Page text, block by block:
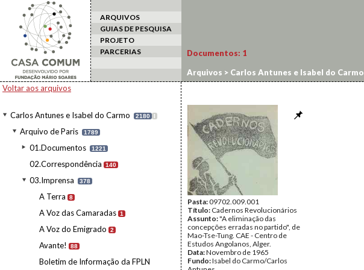
ARQUIVOS
GUIAS DE PESQUISA
PROJETO
PARCERIAS
Voltar aos arquivos
Carlos Antunes e Isabel do Carmo 2180 I
Arquivo de Paris 1789
01.Documentos 1221
02.Correspondência 140
03.Imprensa 378
A Terra 8
A Voz das Camaradas 1
A Voz do Emigrado 2
Avante! 88
Boletim de Informação da FPLN
Documentos: 1
Arquivos > Carlos Antunes e Isabel do Carmo
Pasta:09702.009.001
Título: Cadernos Revolucionários
Assunto:"A eliminação das
concepções erradas no partido", de
Mao-Tse-Tung. CAE - Centro de
Estudos Angolanos, Alger.
Data:Novembro de 1965
Fundo:Isabel do Carmo/Carlos